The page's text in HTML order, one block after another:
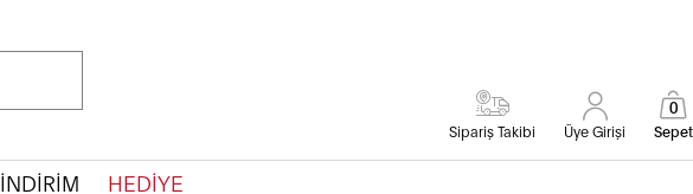
Sipariş Takibi Üye Girişi Sepet
0
İNDİRİM HEDİYE